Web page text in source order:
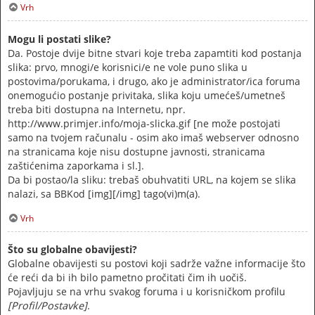
Vrh
Mogu li postati slike?
Da. Postoje dvije bitne stvari koje treba zapamtiti kod postanja
slika: prvo, mnogi/e korisnici/e ne vole puno slika u
postovima/porukama, i drugo, ako je administrator/ica foruma
onemogućio postanje privitaka, slika koju umećeš/umetneš
treba biti dostupna na Internetu, npr.
http://www.primjer.info/moja-slicka.gif [ne može postojati
samo na tvojem računalu - osim ako imaš webserver odnosno
na stranicama koje nisu dostupne javnosti, stranicama
zaštićenima zaporkama i sl.].
Da bi postao/la sliku: trebaš obuhvatiti URL, na kojem se slika
nalazi, sa BBKod [img][/img] tago(vi)m(a).
Vrh
Što su globalne obavijesti?
Globalne obavijesti su postovi koji sadrže važne informacije što
će reći da bi ih bilo pametno pročitati čim ih uočiš.
Pojavljuju se na vrhu svakog foruma i u korisničkom profilu
[Profil/Postavke].